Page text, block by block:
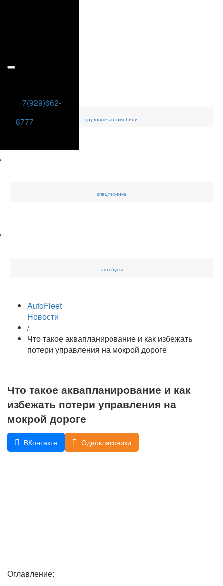
+7(929)662-
8777
грузовые автомобили
спецтехника
автобусы
AutoFleet
Новости
/
Что такое аквапланирование и как избежать
потери управления на мокрой дороге
Что такое аквапланирование и как
избежать потери управления на
мокрой дороге
ВКонтакте Одноклассники
Оглавление: